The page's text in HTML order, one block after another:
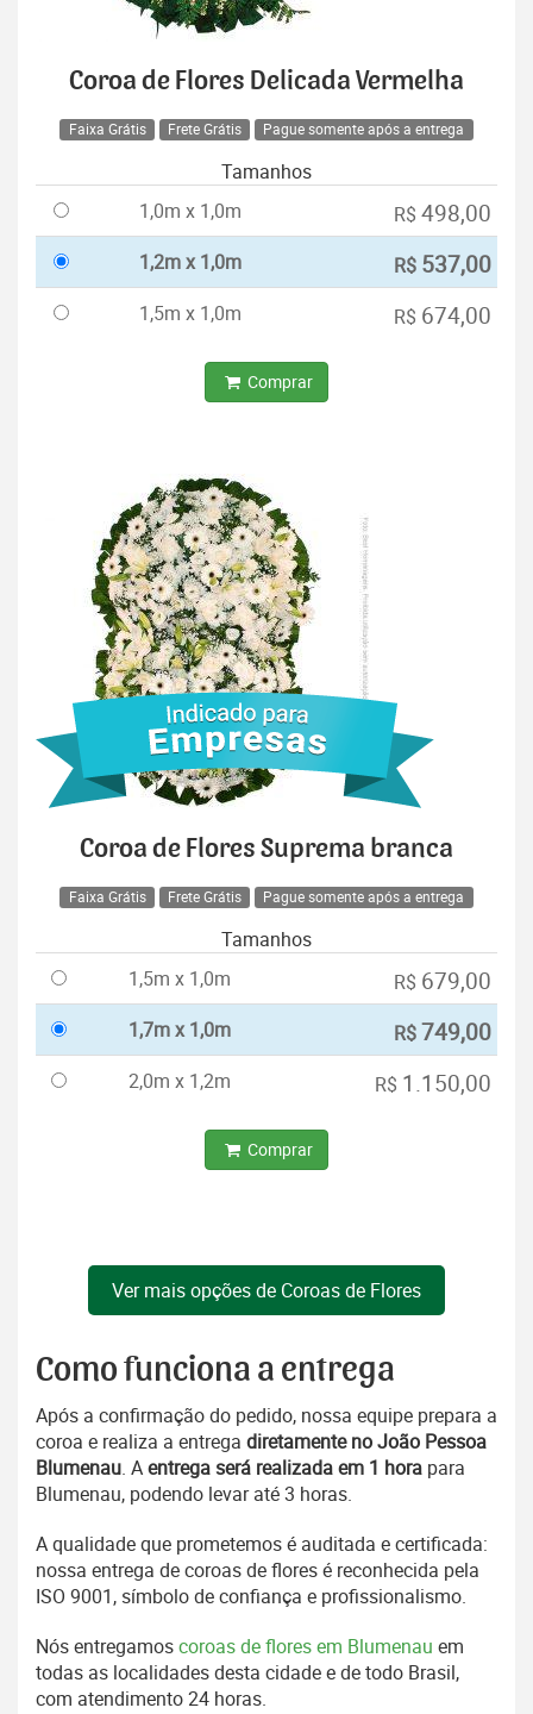
Coroa de Flores Delicada Vermelha
Faixa Grátis Frete Grátis Pague somente após a entrega
Tamanhos
1,0m x 1,0m
R$ 498,00
1,2m x 1,0m R$ 537,00
1,5m x 1,0m R$ 674,00
Comprar
Coroa de Flores Suprema branca
Faixa Grátis Frete Grátis Pague somente após a entrega
Tamanhos
1,5m x 1,0m
R$ 679,00
1,7m x 1,0m R$749,00
2,0m x 1,2m R$ 1.150,00
Comprar
Ver mais opções de Coroas de Flores
Como funciona a entrega
Após a confirmação do pedido, nossa equipe prepara a
coroa e realiza a entrega diretamente no João Pessoa
Blumenau. Aentrega será realizada em 1 hora para
Blumenau, podendo levar até 3 horas.
A qualidade que prometemos é auditada e certificada:
nossa entrega de coroas de flores é reconhecida pela
ISO 9001, símbolo de confiança e profissionalismo.
Nós entregamoscoroas de flores em Blumenau em
todas as localidades desta cidade e de todo Brasil,
com atendimento 24 horas.